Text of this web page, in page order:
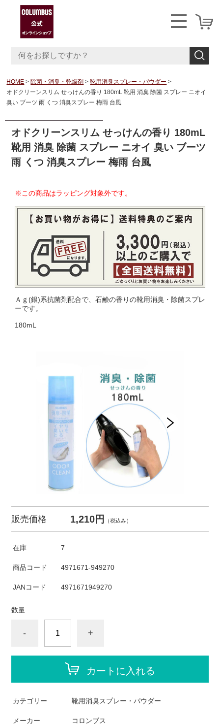
HOME 除菌・消臭・乾燥剤
靴用消臭スプレー・パウダー
オドクリーンスリム せっけんの香り 180mL 靴用 消臭 除菌 スプレー ニオイ
臭い ブーツ 雨 くつ 消臭スプレー 梅雨 台風
オドクリーンスリム せっけんの香り 180mL
靴用 消臭 除菌 スプレー ニオイ 臭い ブーツ
雨 くつ 消臭スプレー 梅雨 台風
※この商品はラッピング対象外です。
Ａｇ(銀)系抗菌剤配合で、石鹸の香りの靴用消臭・除菌スプレ
ーです。
180mL
販売価格 1,210円 （税込み）
在庫 7
商品コード 4971671-949270
JANコード 4971671949270
数量
- +
カートに入れる
カテゴリー 靴用消臭スプレー・パウダー
メーカー コロンブス